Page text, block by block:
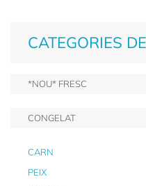
CATEGORIES
*NOU* FRESC
CONGELAT
CARN
PEIX